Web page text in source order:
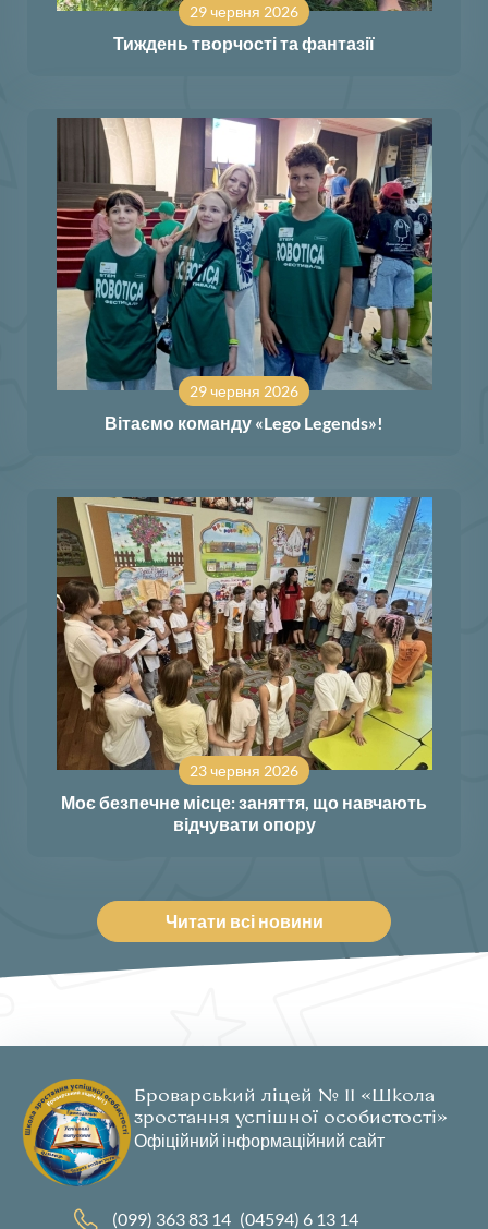
29 червня 2026
Тиждень творчості та фантазії
29 червня 2026
Вітаємо команду «Lego Legends»!
23 червня 2026
Моє безпечне місце: заняття, що навчають
відчувати опору
Читати всі новини
Броварський ліцей № 11 «Школа
зростання успішної особистості»
Офіційний інформаційний сайт
(099) 363 83 14 (04594) 6 13 14